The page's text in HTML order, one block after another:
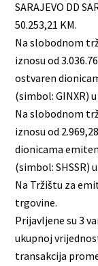
SARAJEVO DD
50.253,21 KM.
Na slobodnom
iznosu od
ostvaren
(simbol: GINXR)
Na slobodnom
iznosu od
dionicama
(simbol: SHSSR)
Na Tržištu za
trgovine.
Prijavljene su 3
ukupnoj
transakcija